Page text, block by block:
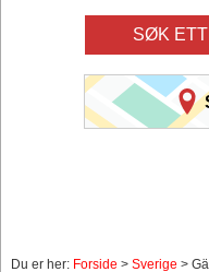
SØK
Du er her: Forside > Sverige >